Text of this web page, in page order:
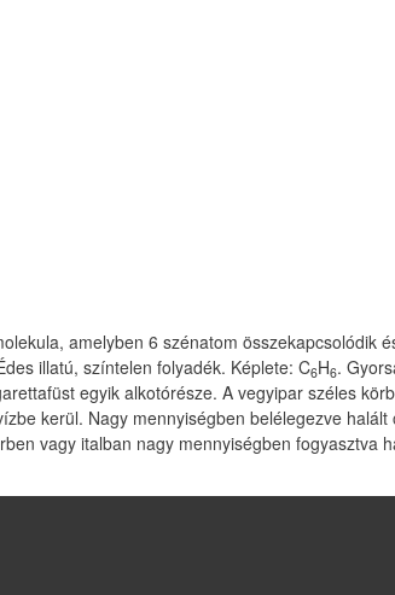
amelyben 6 szénatom összekapcsolódik
illatú, színtelen folyadék. Képlete: C6H6.
egyik alkotórésze. A vegyipar széles
kerül. Nagy mennyiségben belélegezve
vagy italban nagy mennyiségben fogyasztva